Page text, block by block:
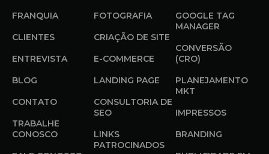
FRANQUIA
CLIENTES
ENTREVISTA
BLOG
CONTATO
TRABALHE
CONOSCO
FOTOGRAFIA
CRIAÇÃO DE SITE
E-COMMERCE
LANDING PAGE
CONSULTORIA DE
SEO
LINKS
PATROCINADOS
GOOGLE TAG
MANAGER
CONVERSÃO
(CRO)
PLANEJAMENTO
MKT
IMPRESSOS
BRANDING